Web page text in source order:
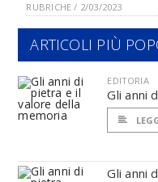
RUBRICHE / 2/03/2023
ARTICOLI PIÙ
EDITORIA
Gli anni
Gli anni